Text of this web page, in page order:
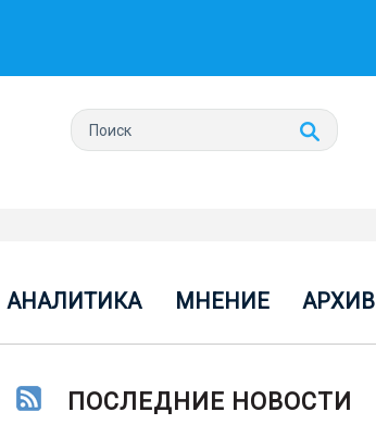
АНАЛИТИКА МНЕНИЕ АРХИВ
ПОСЛЕДНИЕ НОВОСТИ